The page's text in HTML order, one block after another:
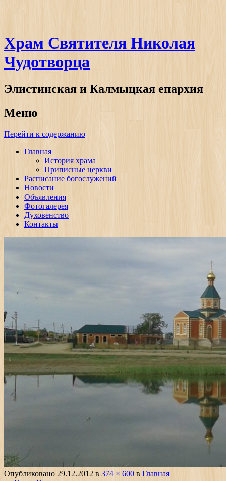
Храм Святителя Николая
Чудотворца
Элистинская и Калмыцкая епархия
Меню
Перейти к содержанию
Главная
История храма
Приписные церкви
Расписание богослужений
Новости
Объявления
Фотогалерея
Духовенство
Контакты
Опубликовано 29.12.2012 в 374 × 600 в Главная